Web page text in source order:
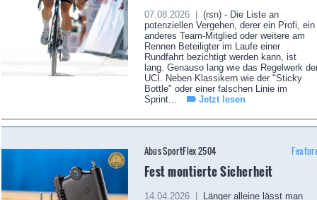
07.08.2026 |
(rsn) - Die Liste an
potenziellen Vergehen, derer ein Profi, ein
anderes Team-Mitglied oder weitere am
Rennen Beteiligter im Laufe einer
Rundfahrt bezichtigt werden kann, ist
lang. Genauso lang wie das Regelwerk
UCI. Neben Klassikern wie der "Sticky
Bottle" oder einer falschen Linie im
Sprint...
Jetzt lesen
Abus SportFlex 2504
Fest montierte Sicherheit
14.04.2026 |
Länger alleine lässt man